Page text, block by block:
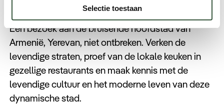
Selectie toestaan
Een bezoek aan de bruisende hoofdstad van
Armenië, Yerevan, niet ontbreken. Verken de
levendige straten, proef van de lokale keuken in
gezellige restaurants en maak kennis met de
levendige cultuur en het moderne leven van deze
dynamische stad.